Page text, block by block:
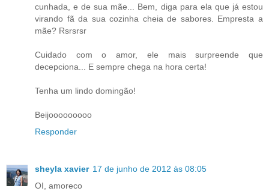
cunhada, e de sua mãe... Bem, diga para ela que já estou
virando fã da sua cozinha cheia de sabores. Empresta a
mãe? Rsrsrsr
Cuidado com o amor, ele mais surpreende que
decepciona... E sempre chega na hora certa!
Tenha um lindo domingão!
Beijooooooooo
Responder
sheyla xavier 17 de junho de 2012 às 08:05
OI, amoreco